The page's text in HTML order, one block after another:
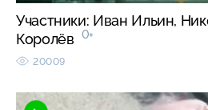
Участники: Иван Ильин,
Королёв
0+
20009